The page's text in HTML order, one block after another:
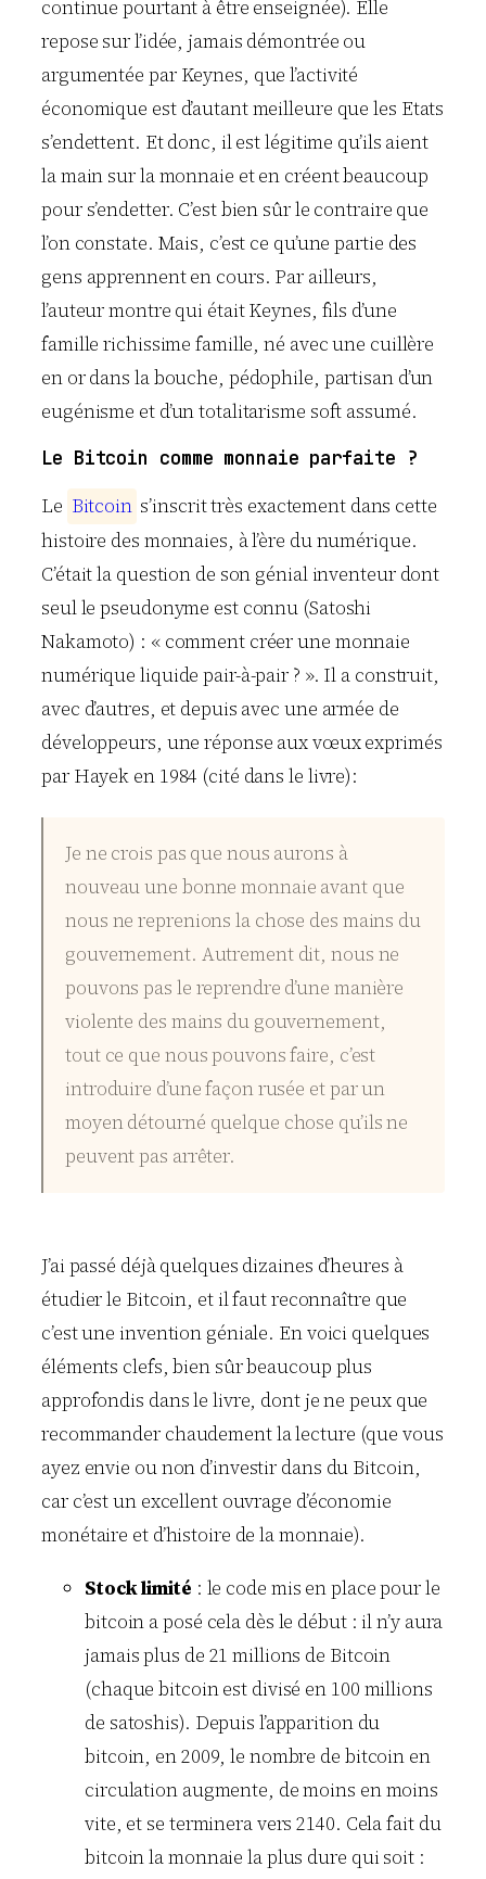
continue pourtant à être enseignée). Elle
repose sur l’idée, jamais démontrée ou
argumentée par Keynes, que l’activité
économique est d’autant meilleure que les Etats
s’endettent. Et donc, il est légitime qu’ils aient
la main sur la monnaie et en créent beaucoup
pour s’endetter. C’est bien sûr le contraire que
l’on constate. Mais, c’est ce qu’une partie des
gens apprennent en cours. Par ailleurs,
l’auteur montre qui était Keynes, fils d’une
famille richissime famille, né avec une cuillère
en or dans la bouche, pédophile, partisan d’un
eugénisme et d’un totalitarisme soft assumé.
Le Bitcoin comme monnaie parfaite ?
Le Bitcoin s’inscrit très exactement dans cette
histoire des monnaies, à l’ère du numérique.
C’était la question de son génial inventeur dont
seul le pseudonyme est connu (Satoshi
Nakamoto) : « comment créer une monnaie
numérique liquide pair-à-pair ? ». Il a construit,
avec d’autres, et depuis avec une armée de
développeurs, une réponse aux vœux exprimés
par Hayek en 1984 (cité dans le livre):
Je ne crois pas que nous aurons à
nouveau une bonne monnaie avant que
nous ne reprenions la chose des mains du
gouvernement. Autrement dit, nous ne
pouvons pas le reprendre d’une manière
violente des mains du gouvernement,
tout ce que nous pouvons faire, c’est
introduire d’une façon rusée et par un
moyen détourné quelque chose qu’ils ne
peuvent pas arrêter.
J’ai passé déjà quelques dizaines d’heures à
étudier le Bitcoin, et il faut reconnaître que
c’est une invention géniale. En voici quelques
éléments clefs, bien sûr beaucoup plus
approfondis dans le livre, dont je ne peux que
recommander chaudement la lecture (que vous
ayez envie ou non d’investir dans du Bitcoin,
car c’est un excellent ouvrage d’économie
monétaire et d’histoire de la monnaie).
Stock limité : le code mis en place pour le
bitcoin a posé cela dès le début : il n’y aura
jamais plus de 21 millions de Bitcoin
(chaque bitcoin est divisé en 100 millions
de satoshis). Depuis l’apparition du
bitcoin, en 2009, le nombre de bitcoin en
circulation augmente, de moins en moins
vite, et se terminera vers 2140. Cela fait du
bitcoin la monnaie la plus dure qui soit :